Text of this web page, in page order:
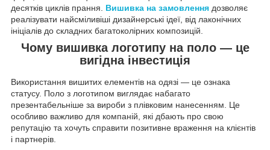
десятків циклів прання. Вишивка на замовлення дозволяє
реалізувати найсміливіші дизайнерські ідеї, від лаконічних
ініціалів до складних багатоколірних композицій.
Чому вишивка логотипу на поло — це
вигідна інвестиція
Використання вишитих елементів на одязі — це ознака
статусу. Поло з логотипом виглядає набагато
презентабельніше за вироби з плівковим нанесенням. Це
особливо важливо для компаній, які дбають про свою
репутацію та хочуть справити позитивне враження на клієнтів
і партнерів.